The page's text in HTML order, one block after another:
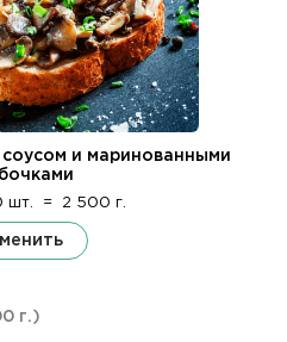
соусом и маринованными
шт. = 2 500 г.
г.)